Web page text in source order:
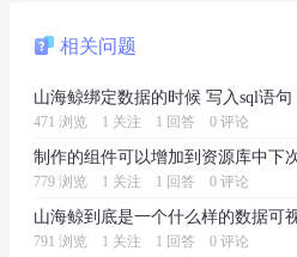
相关问题
山海鲸绑定数据的时候 写入sql语
471 浏览 1 关注 1 回答 0 评论
制作的组件可以增加到资源库中下
779 浏览 1 关注 1 回答 0 评论
山海鲸到底是一个什么样的数据可
791 浏览 1 关注 1 回答 0 评论